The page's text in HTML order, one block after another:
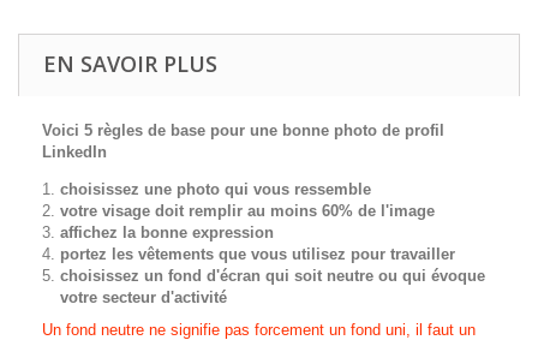
EN SAVOIR PLUS
Voici 5 règles de base pour une bonne photo de profil
LinkedIn
choisissez une photo qui vous ressemble
votre visage doit remplir au moins 60% de l'image
affichez la bonne expression
portez les vêtements que vous utilisez pour travailler
choisissez un fond d'écran qui soit neutre ou qui évoque
votre secteur d'activité
Un fond neutre ne signifie pas forcement un fond uni, il faut un